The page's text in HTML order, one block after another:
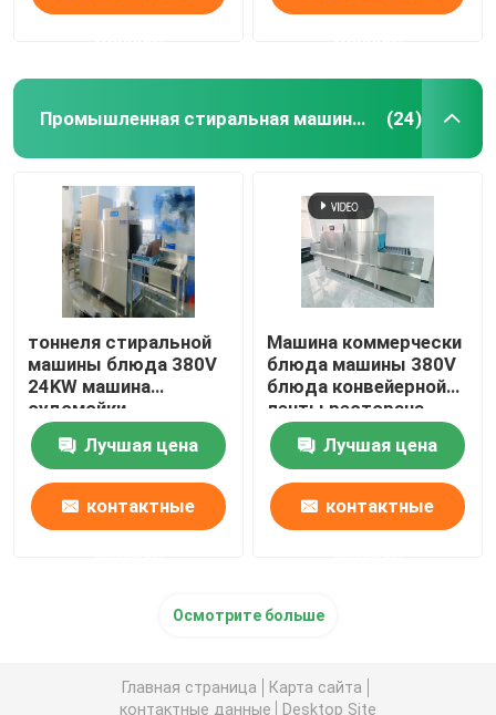
Промышленная стиральная машина блюда (24)
тоннеля стиральной
машины блюда 380V
24KW машина
судомойки
промышленного
профессиональная
Лучшая цена
контактные
Машина коммерчески
блюда машины 380V
блюда конвейерной
ленты ресторана
более сухая
Лучшая цена
контактные
Осмотрите больше
Главная страница
Карта сайта
контактные данные
Desktop Site